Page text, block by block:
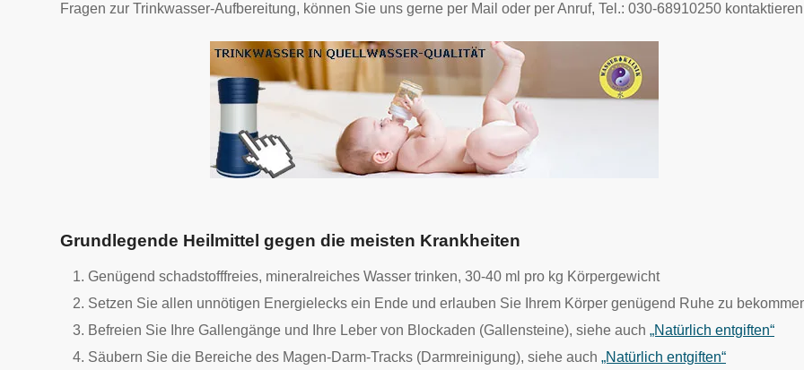
Fragen zur Trinkwasser-Aufbereitung, können Sie uns gerne per Mail oder per Anruf, Tel.: 030-68910250
Grundlegende Heilmittel gegen die meisten Krankheiten
Genügend schadstofffreies, mineralreiches Wasser trinken, 30-40 ml pro kg Körpergewicht
Setzen Sie allen unnötigen Energielecks ein Ende und erlauben Sie Ihrem Körper genügend Ruhe zu
Befreien Sie Ihre Gallengänge und Ihre Leber von Blockaden (Gallensteine), siehe auch „Natürlich entgiften“
Säubern Sie die Bereiche des Magen-Darm-Tracks (Darmreinigung), siehe auch „Natürlich entgiften“